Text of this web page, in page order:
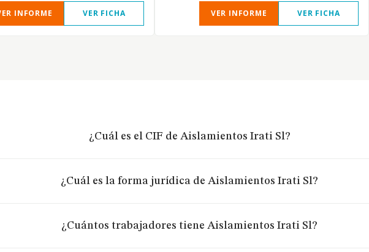
INFORME VER FICHA VER INFORME VER FICHA
¿Cuál es el CIF de Aislamientos Irati Sl?
¿Cuál es la forma jurídica de Aislamientos Irati Sl?
¿Cuántos trabajadores tiene Aislamientos Irati Sl?